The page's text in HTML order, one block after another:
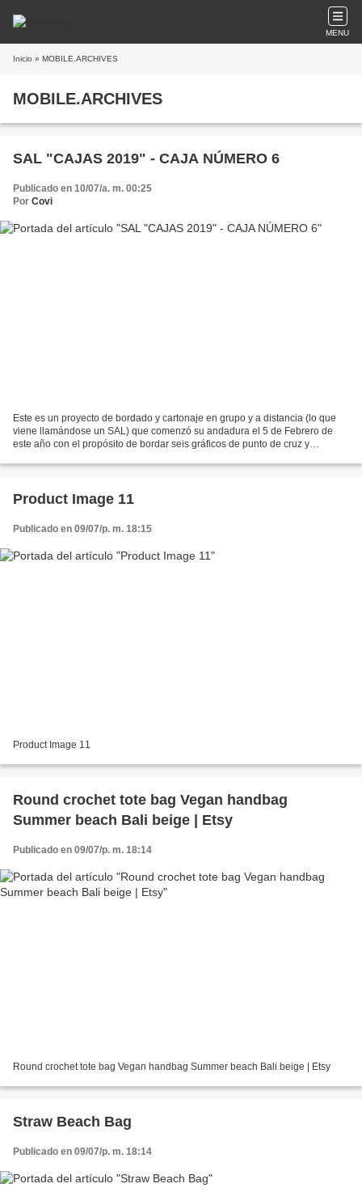
MENU
Inicio » MOBILE.ARCHIVES
MOBILE.ARCHIVES
SAL "CAJAS 2019" - CAJA NÚMERO 6
Publicado en 10/07/a. m. 00:25
Por Covi
Este es un proyecto de bordado y cartonaje en grupo y a distancia (lo que
viene llamándose un SAL) que comenzó su andadura el 5 de Febrero de
este año con el propósito de bordar seis gráficos de punto de cruz y
Product Image 11
Publicado en 09/07/p. m. 18:15
Product Image 11
Round crochet tote bag Vegan handbag
Summer beach Bali beige | Etsy
Publicado en 09/07/p. m. 18:14
Round crochet tote bag Vegan handbag Summer beach Bali beige | Etsy
Straw Beach Bag
Publicado en 09/07/p. m. 18:14